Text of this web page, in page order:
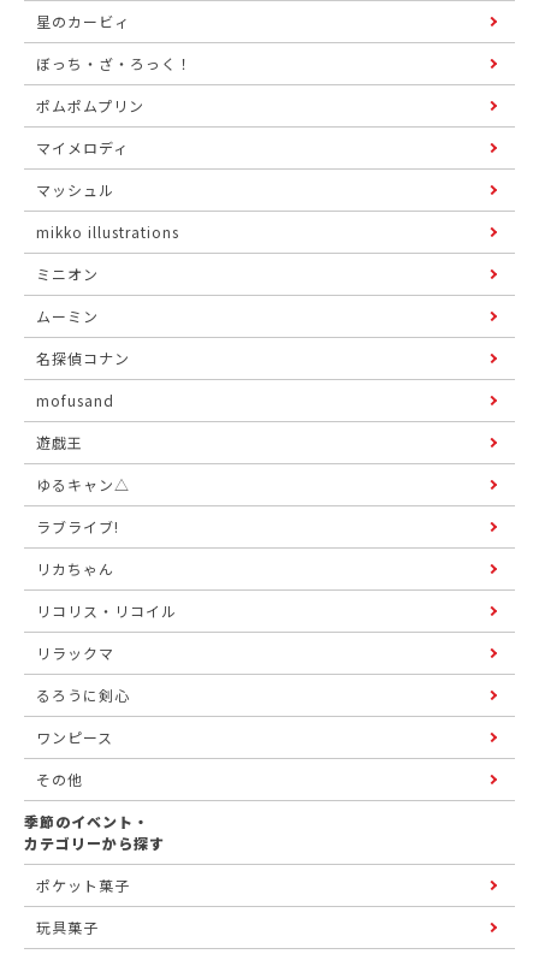
星のカービィ
ぼっち・ざ・ろっく！
ポムポムプリン
マイメロディ
マッシュル
mikko illustrations
ミニオン
ムーミン
名探偵コナン
mofusand
遊戯王
ゆるキャン△
ラブライブ!
リカちゃん
リコリス・リコイル
リラックマ
るろうに剣心
ワンピース
その他
季節のイベント・
カテゴリーから探す
ポケット菓子
玩具菓子